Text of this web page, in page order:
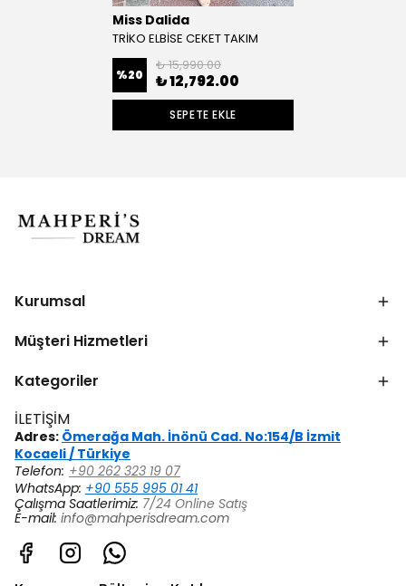
Miss Dalida
TRİKO ELBİSE CEKET TAKIM
%20
₺ 15,990.00
₺ 12,792.00
SEPETE EKLE
Kurumsal
Müşteri Hizmetleri
Kategoriler
İLETİŞİM
Adres: Ömerağa Mah. İnönü Cad. No:154/B İzmit
Kocaeli / Türkiye
Telefon: +90 262 323 19 07
WhatsApp: +90 555 995 01 41
Çalışma Saatlerimiz: 7/24 Online Satış
E-mail: info@mahperisdream.com